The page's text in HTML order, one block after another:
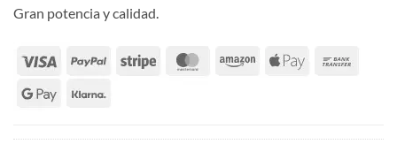
Gran potencia y calidad.